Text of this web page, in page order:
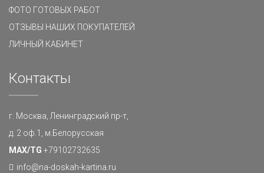
ФОТО ГОТОВЫХ РАБОТ
ОТЗЫВЫ НАШИХ ПОКУПАТЕЛЕЙ
ЛИЧНЫЙ КАБИНЕТ
Контакты
г. Москва, Ленинградский пр-т,
д. 2 оф.1, м.Белорусская
MAX/TG +79102732635
info@na-doskah-kartina.ru